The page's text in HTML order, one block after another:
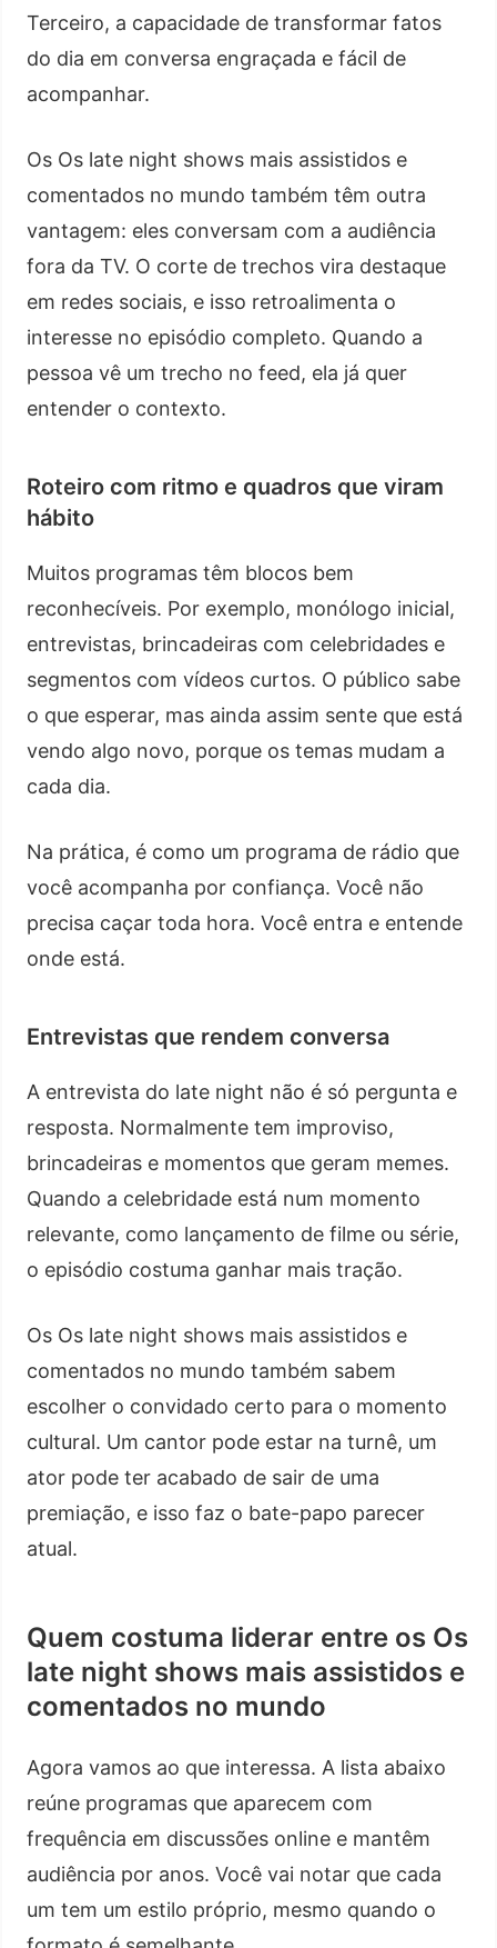
Terceiro, a capacidade de transformar fatos
do dia em conversa engraçada e fácil de
acompanhar.
Os Os late night shows mais assistidos e
comentados no mundo também têm outra
vantagem: eles conversam com a audiência
fora da TV. O corte de trechos vira destaque
em redes sociais, e isso retroalimenta o
interesse no episódio completo. Quando a
pessoa vê um trecho no feed, ela já quer
entender o contexto.
Roteiro com ritmo e quadros que viram
hábito
Muitos programas têm blocos bem
reconhecíveis. Por exemplo, monólogo inicial,
entrevistas, brincadeiras com celebridades e
segmentos com vídeos curtos. O público sabe
o que esperar, mas ainda assim sente que está
vendo algo novo, porque os temas mudam a
cada dia.
Na prática, é como um programa de rádio que
você acompanha por confiança. Você não
precisa caçar toda hora. Você entra e entende
onde está.
Entrevistas que rendem conversa
A entrevista do late night não é só pergunta e
resposta. Normalmente tem improviso,
brincadeiras e momentos que geram memes.
Quando a celebridade está num momento
relevante, como lançamento de filme ou série,
o episódio costuma ganhar mais tração.
Os Os late night shows mais assistidos e
comentados no mundo também sabem
escolher o convidado certo para o momento
cultural. Um cantor pode estar na turnê, um
ator pode ter acabado de sair de uma
premiação, e isso faz o bate-papo parecer
atual.
Quem costuma liderar entre os Os
late night shows mais assistidos e
comentados no mundo
Agora vamos ao que interessa. A lista abaixo
reúne programas que aparecem com
frequência em discussões online e mantêm
audiência por anos. Você vai notar que cada
um tem um estilo próprio, mesmo quando o